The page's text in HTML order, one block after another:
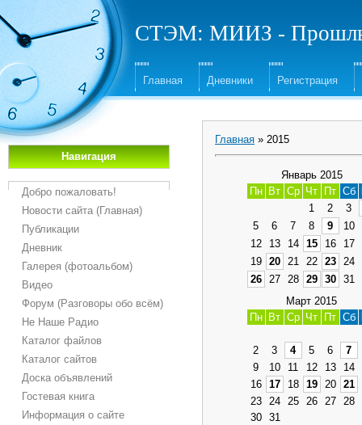
СТЭМ: МИИЗ -
Главная Дневники Регистрация
Навигация
Добро пожаловать!
Новости сайта (Главная)
Публикации
Дневник
Галерея (фотоальбом)
Видео
Форум (Разговоры обо всём)
Не Наше Радио
Каталог файлов
Каталог сайтов
Доска объявлений
Гостевая книга
Информация о сайте
Главная » 2015
Январь 2015
Пн
Вт Ср Чт Пт Сб
1
2
3
5
6 7 8 9
10
12
13 14 15 16 17
19
20 21 22 23 24
26
27 28 29 30
31
Март 2015
Пн
Вт Ср Чт Пт Сб
2 3 4 5 6
7
9
10 11 12 13 14
16
17 18 19 20 21
23
24 25 26 27 28
30
31